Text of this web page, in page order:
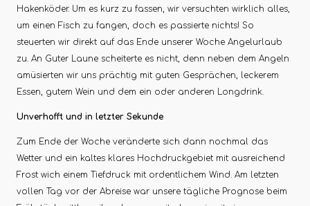
Hakenköder. Um es kurz zu fassen, wir versuchten wirklich alles,
um einen Fisch zu fangen, doch es passierte nichts! So
steuerten wir direkt auf das Ende unserer Woche Angelurlaub
zu. An Guter Laune scheiterte es nicht, denn neben dem Angeln
amüsierten wir uns prächtig mit guten Gesprächen, leckerem
Essen, gutem Wein und dem ein oder anderen Longdrink.
Unverhofft und in letzter Sekunde
Zum Ende der Woche veränderte sich dann nochmal das
Wetter und ein kaltes klares Hochdruckgebiet mit ausreichend
Frost wich einem Tiefdruck mit ordentlichem Wind. Am letzten
vollen Tag vor der Abreise war unsere tägliche Prognose beim